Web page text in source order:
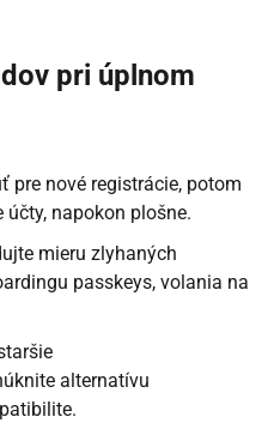
pri úplnom
pre nové registrácie, potom
účty, napokon plošne.
mieru zlyhaných
passkeys, volania na
alternatívu